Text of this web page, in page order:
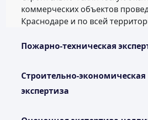
коммерческих объектов
Краснодаре и по всей
Пожарно-техническая
Строительно-экономическая
экспертиза